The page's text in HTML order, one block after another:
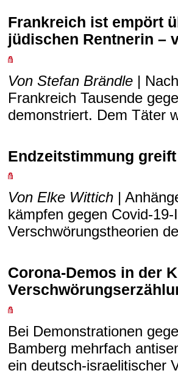
Frankreich ist empört
jüdischen Rentnerin –
Von Stefan Brändle |
Frankreich Tausende
demonstriert. Dem Täter
Endzeitstimmung
Von Elke Wittich |
kämpfen gegen Covid-
Verschwörungstheorien
Corona-Demos in der
Bei Demonstrationen
Bamberg mehrfach
ein deutsch-israelitischer